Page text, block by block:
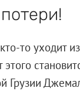
то уходит
Грузии